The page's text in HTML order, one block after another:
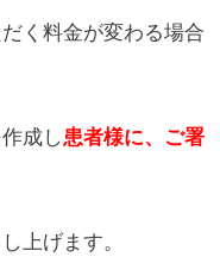
く料金が変わる場合
成し患者様に、ご署
上げます。